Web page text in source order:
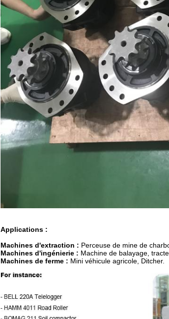
Applications :
Machines d'extraction : Perceuse de mine de
Machines d'ingénierie : Machine de balayage,
Machines de ferme : Mini véhicule agricole, Ditcher.